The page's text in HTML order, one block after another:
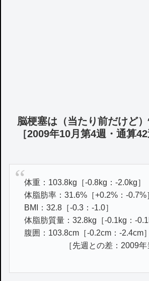
脳梗塞は（当たり前だけど
［2009年10月第4週・通算42
体重：103.8kg［-0.8kg：-2.0kg］
体脂肪率：31.6%［+0.2%：-0.7%
BMI：32.8［-0.3：-1.0］
体脂肪質量：32.8kg［-0.1kg：-
腹囲：103.8cm［-0.2cm：-2.4cm］
［先週との差：2009年当